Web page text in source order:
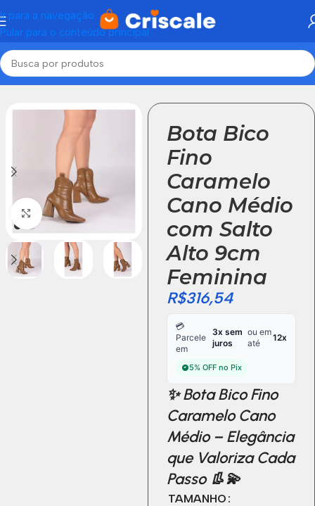
Ir para a navegação
Pular para o conteúdo principal
Início Botas feminina
Click to enlarge
Bota Bico
Fino
Caramelo
Cano Médio
com Salto
Alto 9cm
Feminina
R$316,54
💳
Parcele
em
3x sem
juros
ou em
até
12x
5% OFF no Pix
✨Bota Bico Fino
Caramelo Cano
Médio – Elegância
que Valoriza Cada
Passo👢💫
TAMANHO